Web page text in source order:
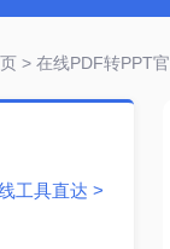
> 在线PDF转PPT
工具直达 >